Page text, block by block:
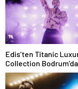
Edis’ten Titanic
Collection Bodrum’da Bayram
Gecesine Damga
Performans